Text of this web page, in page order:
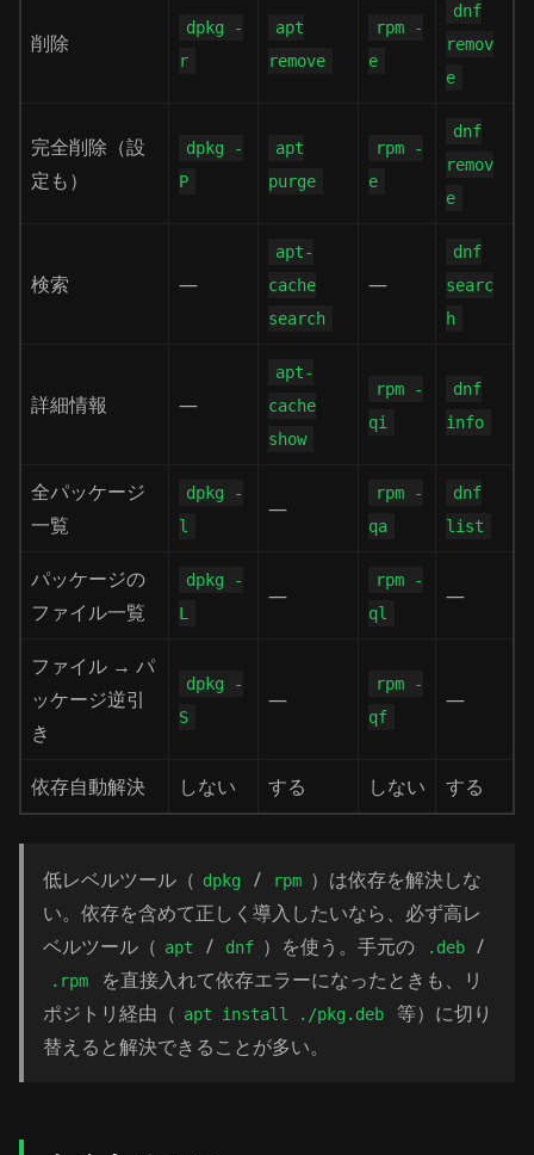
削除
dpkg -
r
apt
remove
rpm -
e
dnf
remov
e
完全削除（設
定も）
dpkg -
P
apt
purge
rpm -
e
dnf
remov
e
検索 —
apt-
cache
search
—
dnf
searc
h
詳細情報 —
apt-
cache
show
rpm -
qi
dnf
info
全パッケージ
一覧
dpkg -
l
—
rpm -
qa
dnf
list
パッケージの
ファイル一覧
dpkg -
L
—
rpm -
ql
—
ファイル → パ
ッケージ逆引
き
dpkg -
S
—
rpm -
qf
—
依存自動解決 しない する しない する
低レベルツール（ dpkg / rpm ）は依存を解決しな
い。依存を含めて正しく導入したいなら、必ず高レ
ベルツール（ apt / dnf ）を使う。手元の .deb /
.rpm
を直接入れて依存エラーになったときも、リ
ポジトリ経由（ apt install ./pkg.deb
等）に切り
替えると解決できることが多い。